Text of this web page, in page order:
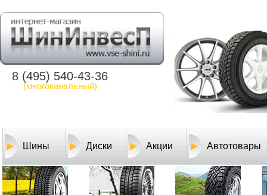
8 (495) 540-43-36
(многоканальный)
Шины Диски Акции Автотовары